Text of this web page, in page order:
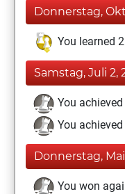
Donnerstag,
You learned
Samstag, Juli 2,
You
You
Donnerstag, Mai
You won